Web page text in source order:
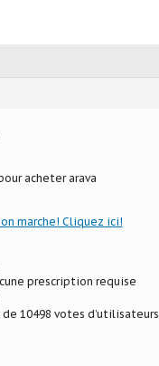
acheter arava
marche! Cliquez ici!
prescription requise
10498 votes d’utilisateurs